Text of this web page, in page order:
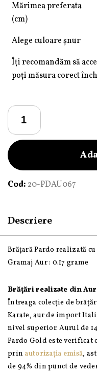
Mărimea preferata
(cm)
Alege culoare șnur
Îți recomandăm să
poți măsura corect
Cantitate
Brățară
Pardo
realizată
cu
șnur
de
585
14K
Hematit
Cod: 20-PDAU067
Descriere
Brățară Pardo realizată
Gramaj Aur : 0.17 grame
Brățări realizate din
Întreaga colecție de
Karate, aur de import
nivel superior. Aurul de
Pardo Gold este
prin autorizația emisă,
de 94% din punct de